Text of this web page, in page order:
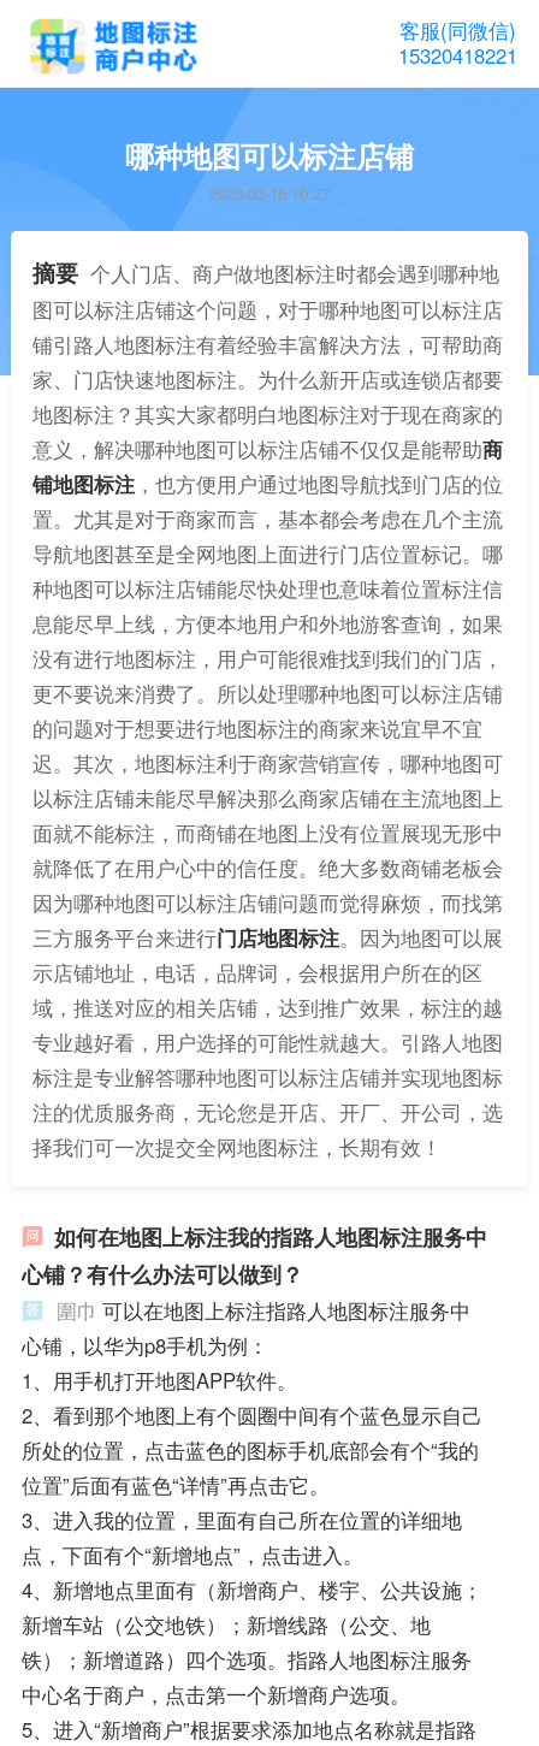
客服(同微信)
15320418221
哪种地图可以标注店铺
2023-03-16 10:27
摘要 个人门店、商户做地图标注时都会遇到哪种地
图可以标注店铺这个问题，对于哪种地图可以标注店
铺引路人地图标注有着经验丰富解决方法，可帮助商
家、门店快速地图标注。为什么新开店或连锁店都要
地图标注？其实大家都明白地图标注对于现在商家的
意义，解决哪种地图可以标注店铺不仅仅是能帮助商
铺地图标注，也方便用户通过地图导航找到门店的位
置。尤其是对于商家而言，基本都会考虑在几个主流
导航地图甚至是全网地图上面进行门店位置标记。哪
种地图可以标注店铺能尽快处理也意味着位置标注信
息能尽早上线，方便本地用户和外地游客查询，如果
没有进行地图标注，用户可能很难找到我们的门店，
更不要说来消费了。所以处理哪种地图可以标注店铺
的问题对于想要进行地图标注的商家来说宜早不宜
迟。其次，地图标注利于商家营销宣传，哪种地图可
以标注店铺未能尽早解决那么商家店铺在主流地图上
面就不能标注，而商铺在地图上没有位置展现无形中
就降低了在用户心中的信任度。绝大多数商铺老板会
因为哪种地图可以标注店铺问题而觉得麻烦，而找第
三方服务平台来进行门店地图标注。因为地图可以展
示店铺地址，电话，品牌词，会根据用户所在的区
域，推送对应的相关店铺，达到推广效果，标注的越
专业越好看，用户选择的可能性就越大。引路人地图
标注是专业解答哪种地图可以标注店铺并实现地图标
注的优质服务商，无论您是开店、开厂、开公司，选
择我们可一次提交全网地图标注，长期有效！
如何在地图上标注我的指路人地图标注服务中
心铺？有什么办法可以做到？
圍巾 可以在地图上标注指路人地图标注服务中
心铺，以华为p8手机为例：
1、用手机打开地图APP软件。
2、看到那个地图上有个圆圈中间有个蓝色显示自己
所处的位置，点击蓝色的图标手机底部会有个“我的
位置”后面有蓝色“详情”再点击它。
3、进入我的位置，里面有自己所在位置的详细地
点，下面有个“新增地点”，点击进入。
4、新增地点里面有（新增商户、楼宇、公共设施；
新增车站（公交地铁）；新增线路（公交、地
铁）；新增道路）四个选项。指路人地图标注服务
中心名于商户，点击第一个新增商户选项。
5、进入“新增商户”根据要求添加地点名称就是指路